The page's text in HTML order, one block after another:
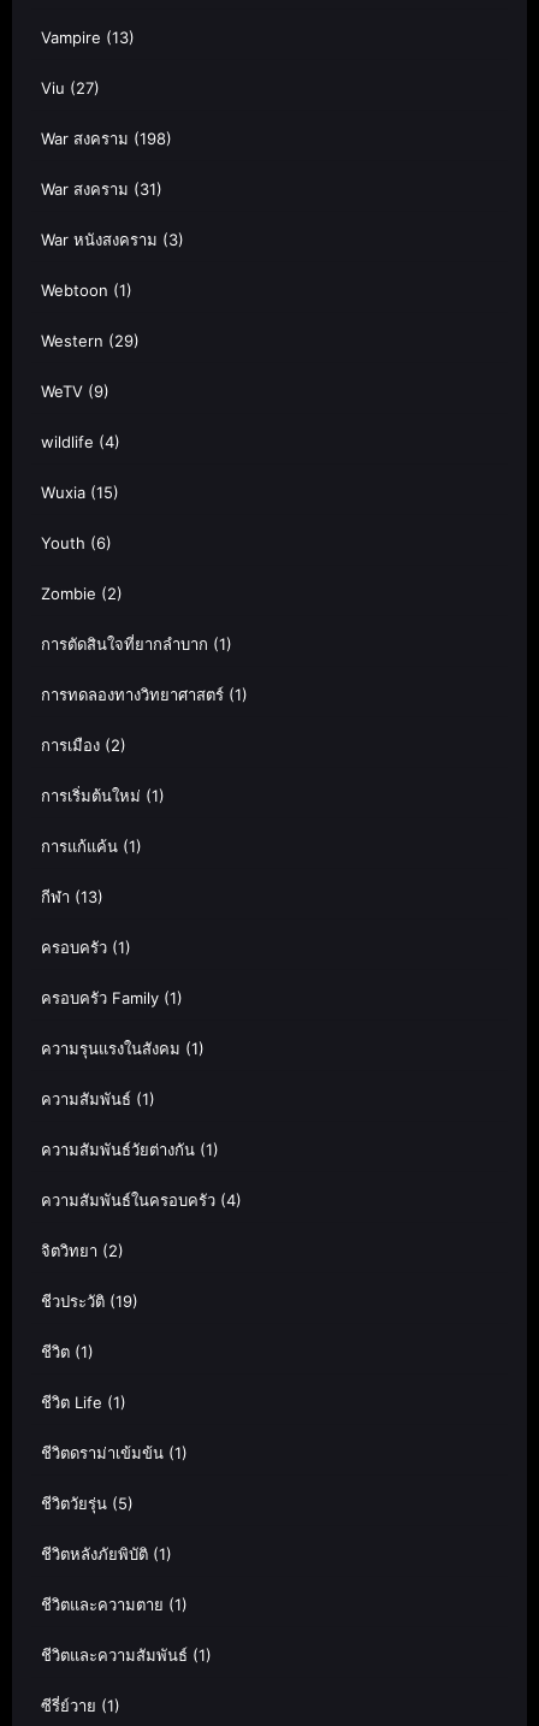
Vampire (13)
Viu (27)
War สงคราม (198)
War สงคราม (31)
War หนังสงคราม (3)
Webtoon (1)
Western (29)
WeTV (9)
wildlife (4)
Wuxia (15)
Youth (6)
Zombie (2)
การตัดสินใจที่ยากลำบาก (1)
การทดลองทางวิทยาศาสตร์ (1)
การเมือง (2)
การเริ่มต้นใหม่ (1)
การแก้แค้น (1)
กีฬา (13)
ครอบครัว (1)
ครอบครัว Family (1)
ความรุนแรงในสังคม (1)
ความสัมพันธ์ (1)
ความสัมพันธ์วัยต่างกัน (1)
ความสัมพันธ์ในครอบครัว (4)
จิตวิทยา (2)
ชีวประวัติ (19)
ชีวิต (1)
ชีวิต Life (1)
ชีวิตดราม่าเข้มข้น (1)
ชีวิตวัยรุ่น (5)
ชีวิตหลังภัยพิบัติ (1)
ชีวิตและความตาย (1)
ชีวิตและความสัมพันธ์ (1)
ซีรี่ย์วาย (1)